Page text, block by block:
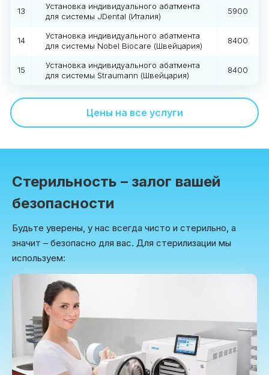
13
Установка индивидуального абатмента
для системы JDental (Италия)
5900
14
Установка индивидуального абатмента
для системы Nobel Biocare (Швейцария)
8400
15
Установка индивидуального абатмента
для системы Straumann (Швейцария)
8400
Цены на все услуги
Стерильность – залог вашей
безопасности
Будьте уверены, у нас всегда чисто и стерильно, а
значит – безопасно для вас. Для стерилизации мы
используем: